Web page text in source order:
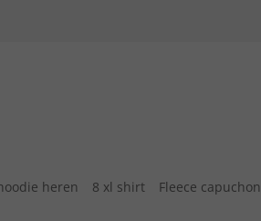
heren 8 xl shirt
Fleece capuchon